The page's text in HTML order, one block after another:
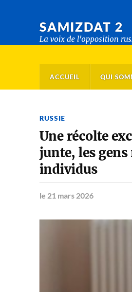
SAMIZDAT 2
La voix de l'opposition
ACCUEIL QUI
RUSSIE
Une récolte
junte, les
individus
le 21 mars 2026